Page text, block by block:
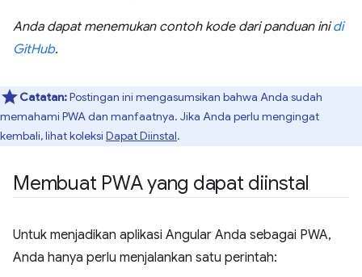
Anda dapat menemukan contoh kode dari panduan inidi
GitHub.
Catatan:Postingan ini mengasumsikan bahwa Anda sudah
memahami PWA dan manfaatnya. Jika Anda perlu mengingat
kembali, lihat koleksi Dapat Diinstal.
Membuat PWA yang dapat diinstal
Untuk menjadikan aplikasi Angular Anda sebagai PWA,
Anda hanya perlu menjalankan satu perintah: